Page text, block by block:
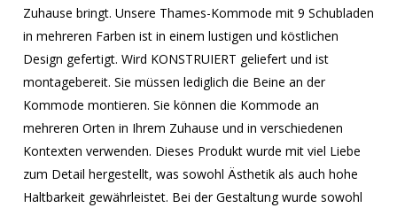
Zuhause bringt. Unsere Thames-Kommode mit 9 Schubladen
in mehreren Farben ist in einem lustigen und köstlichen
Design gefertigt. Wird KONSTRUIERT geliefert und ist
montagebereit. Sie müssen lediglich die Beine an der
Kommode montieren. Sie können die Kommode an
mehreren Orten in Ihrem Zuhause und in verschiedenen
Kontexten verwenden. Dieses Produkt wurde mit viel Liebe
zum Detail hergestellt, was sowohl Ästhetik als auch hohe
Haltbarkeit gewährleistet. Bei der Gestaltung wurde sowohl